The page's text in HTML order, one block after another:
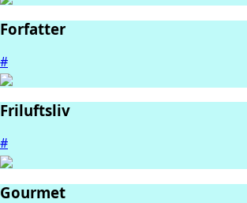
Forfatter
#
Friluftsliv
#
Gourmet